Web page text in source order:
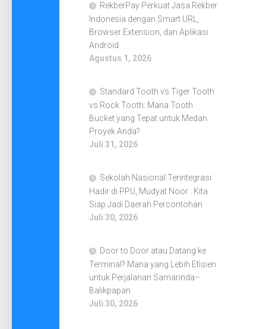
RekberPay Perkuat Jasa Rekber
Indonesia dengan Smart URL,
Browser Extension, dan Aplikasi
Android
Agustus 1, 2026
Standard Tooth vs Tiger Tooth
vs Rock Tooth: Mana Tooth
Bucket yang Tepat untuk Medan
Proyek Anda?
Juli 31, 2026
Sekolah Nasional Terintegrasi
Hadir di PPU, Mudyat Noor : Kita
Siap Jadi Daerah Percontohan
Juli 30, 2026
Door to Door atau Datang ke
Terminal? Mana yang Lebih Efisien
untuk Perjalanan Samarinda–
Balikpapan
Juli 30, 2026